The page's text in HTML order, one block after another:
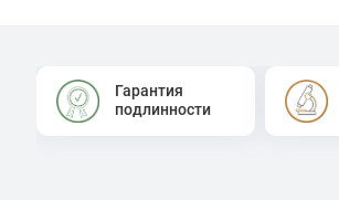
Гарантия
подлинности